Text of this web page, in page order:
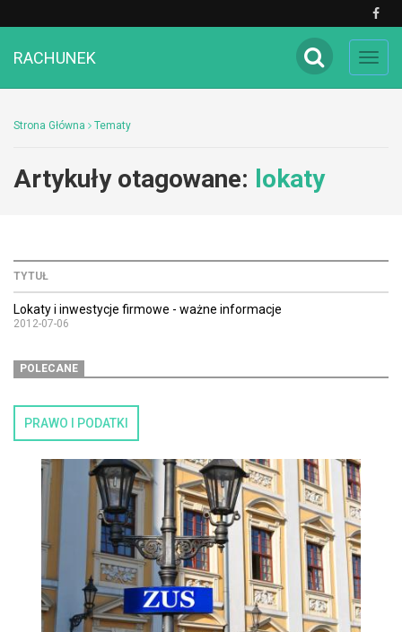
RACHUNEK
Strona Główna Tematy
Artykuły otagowane: lokaty
TYTUŁ
Lokaty i inwestycje firmowe - ważne informacje
2012-07-06
POLECANE
PRAWO I PODATKI